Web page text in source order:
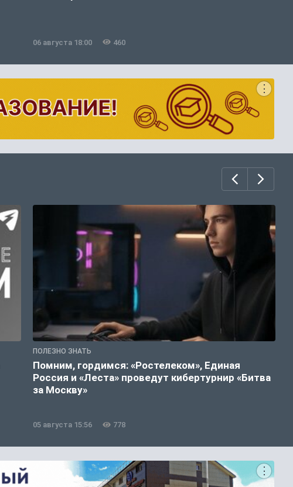
06 августа 18:00 460
ПОЛЕЗНО ЗНАТЬ
Помним, гордимся: «Ростелеком», Единая
Россия и «Леста» проведут кибертурнир «Битва
за Москву»
05 августа 15:56 778